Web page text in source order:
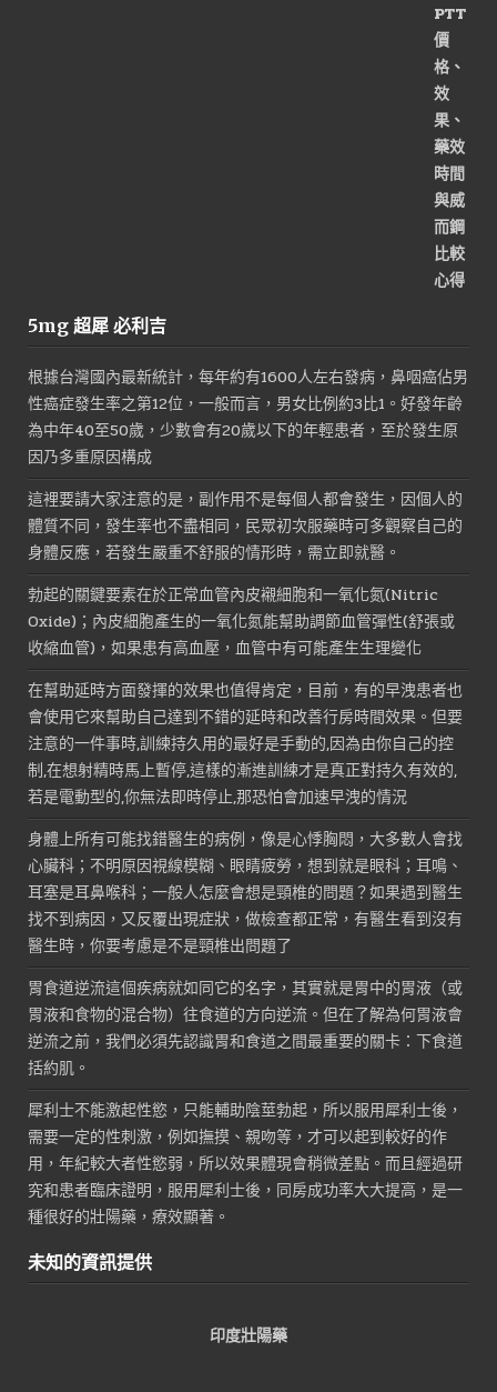
5mg 超犀 必利吉
根據台灣國內最新統計，每年約有1600人左右發病，鼻咽癌佔男
性癌症發生率之第12位，一般而言，男女比例約3比1。好發年齡
為中年40至50歲，少數會有20歲以下的年輕患者，至於發生原
因乃多重原因構成
這裡要請大家注意的是，副作用不是每個人都會發生，因個人的
體質不同，發生率也不盡相同，民眾初次服藥時可多觀察自己的
身體反應，若發生嚴重不舒服的情形時，需立即就醫。
勃起的關鍵要素在於正常血管內皮襯細胞和一氧化氮(Nitric
Oxide)；內皮細胞產生的一氧化氮能幫助調節血管彈性(舒張或
收縮血管)，如果患有高血壓，血管中有可能產生生理變化
在幫助延時方面發揮的效果也值得肯定，目前，有的早洩患者也
會使用它來幫助自己達到不錯的延時和改善行房時間效果。但要
注意的一件事時,訓練持久用的最好是手動的,因為由你自己的控
制,在想射精時馬上暫停,這樣的漸進訓練才是真正對持久有效的,
若是電動型的,你無法即時停止,那恐怕會加速早洩的情況
身體上所有可能找錯醫生的病例，像是心悸胸悶，大多數人會找
心臟科；不明原因視線模糊、眼睛疲勞，想到就是眼科；耳鳴、
耳塞是耳鼻喉科；一般人怎麼會想是頸椎的問題？如果遇到醫生
找不到病因，又反覆出現症狀，做檢查都正常，有醫生看到沒有
醫生時，你要考慮是不是頸椎出問題了
胃食道逆流這個疾病就如同它的名字，其實就是胃中的胃液（或
胃液和食物的混合物）往食道的方向逆流。但在了解為何胃液會
逆流之前，我們必須先認識胃和食道之間最重要的關卡：下食道
括約肌。
犀利士不能激起性慾，只能輔助陰莖勃起，所以服用犀利士後，
需要一定的性刺激，例如撫摸、親吻等，才可以起到較好的作
用，年紀較大者性慾弱，所以效果體現會稍微差點。而且經過研
究和患者臨床證明，服用犀利士後，同房成功率大大提高，是一
種很好的壯陽藥，療效顯著。
未知的資訊提供
印度壯陽藥